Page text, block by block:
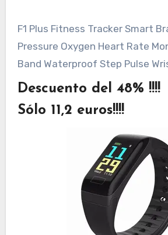
F1 Plus Fitness Tracker Smart Bracelet Blood
Pressure Oxygen Heart Rate
Band Waterproof Step Pulse
Descuento del 48% !!!!
Sólo 11,2 euros!!!!